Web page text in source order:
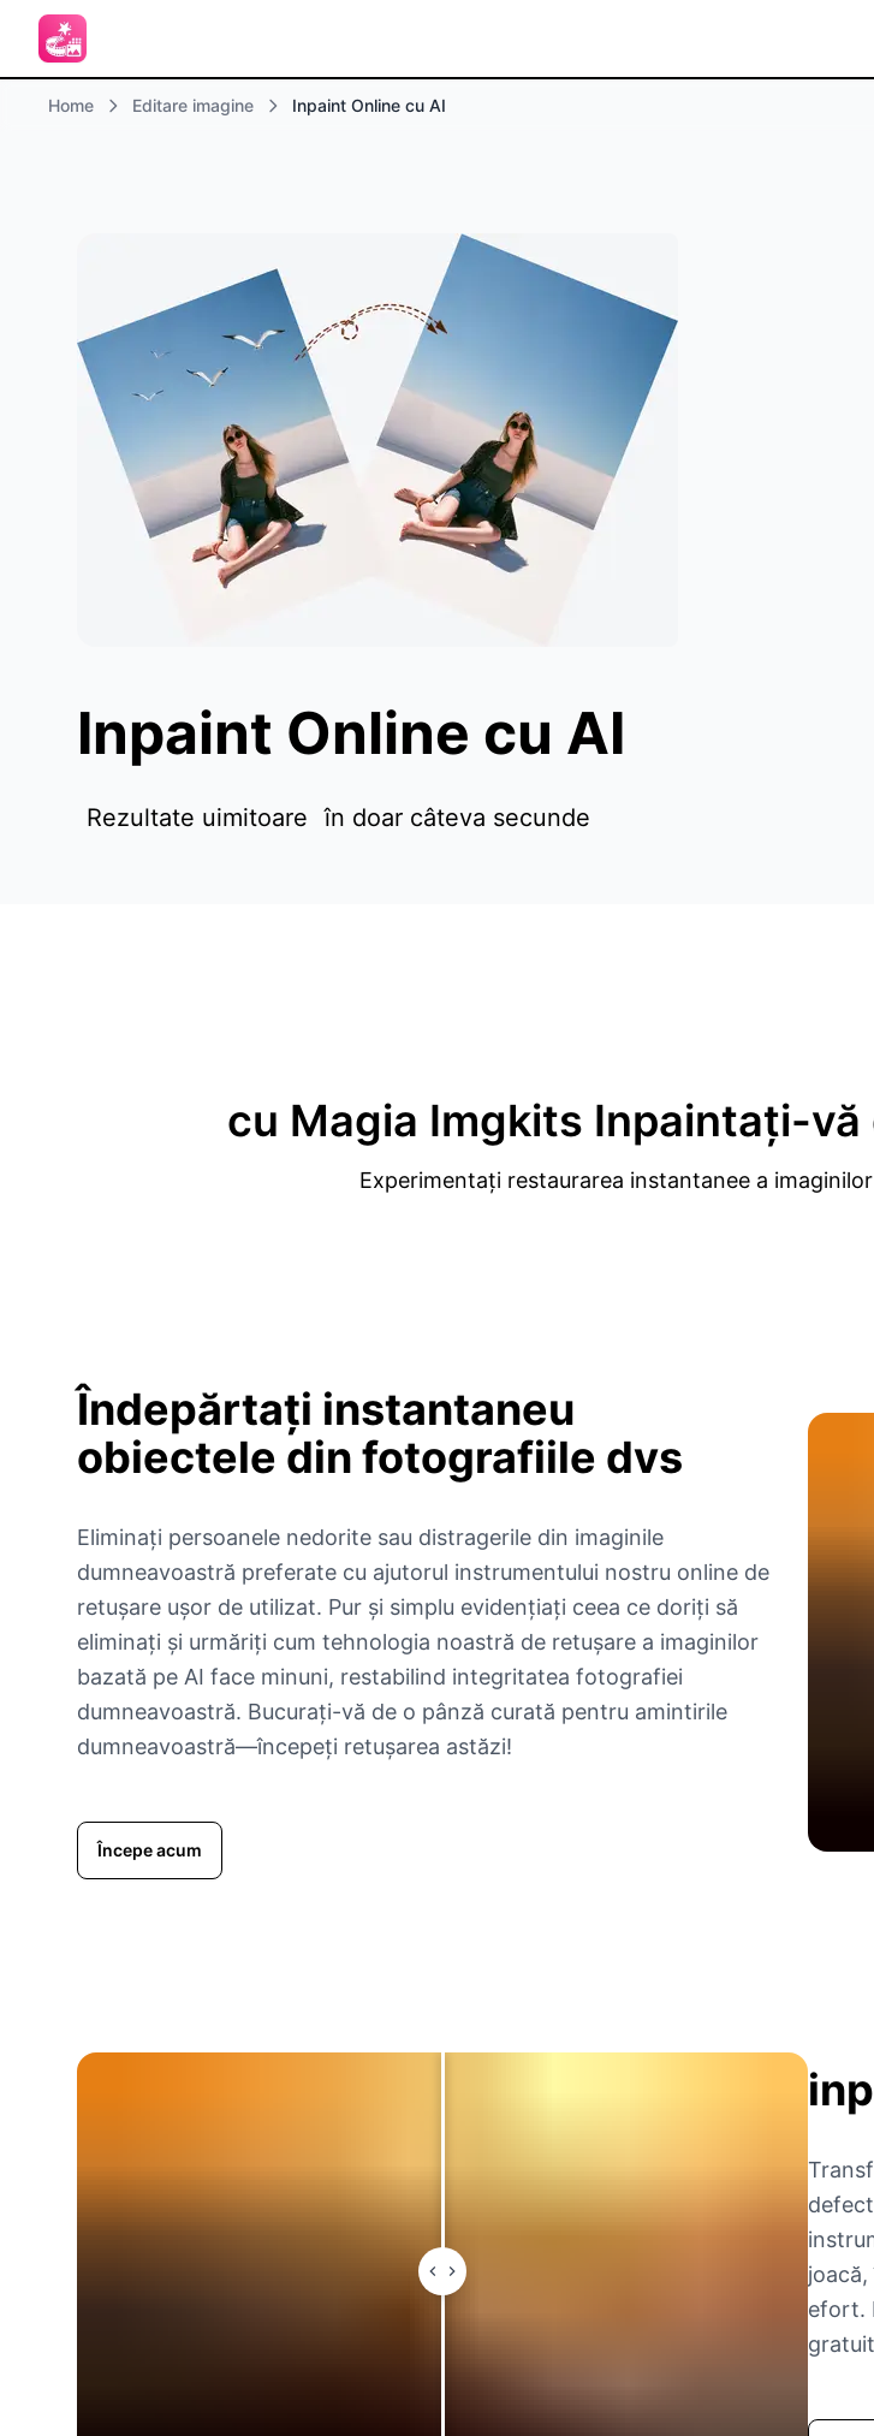
Home Editare imagine Inpaint Online cu AI
Inpaint Online cu AI
Rezultate uimitoare în doar câteva secunde
cu Magia Imgkits Inpaintați-vă
Experimentați restaurarea instantanee a
Îndepărtați instantaneu
obiectele din fotografiile dvs
Eliminați persoanele nedorite sau distragerile din imaginile
dumneavoastră preferate cu ajutorul instrumentului nostru online de
retușare ușor de utilizat. Pur și simplu evidențiați ceea ce doriți să
eliminați și urmăriți cum tehnologia noastră de retușare a imaginilor
bazată pe AI face minuni, restabilind integritatea fotografiei
dumneavoastră. Bucurați-vă de o pânză curată pentru amintirile
dumneavoastră—începeți retușarea astăzi!
Începe acum
efort.